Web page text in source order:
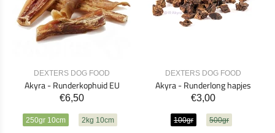
DEXTERS DOG FOOD
Akyra - Runderkophuid EU
€6,50
250gr 10cm 2kg 10cm
DEXTERS DOG FOOD
Akyra - Runderlong hapjes
€3,00
100gr 500gr